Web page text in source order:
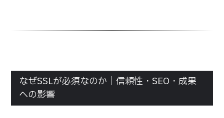
なぜSSLが必須なのか｜信頼性・SEO・成果
への影響